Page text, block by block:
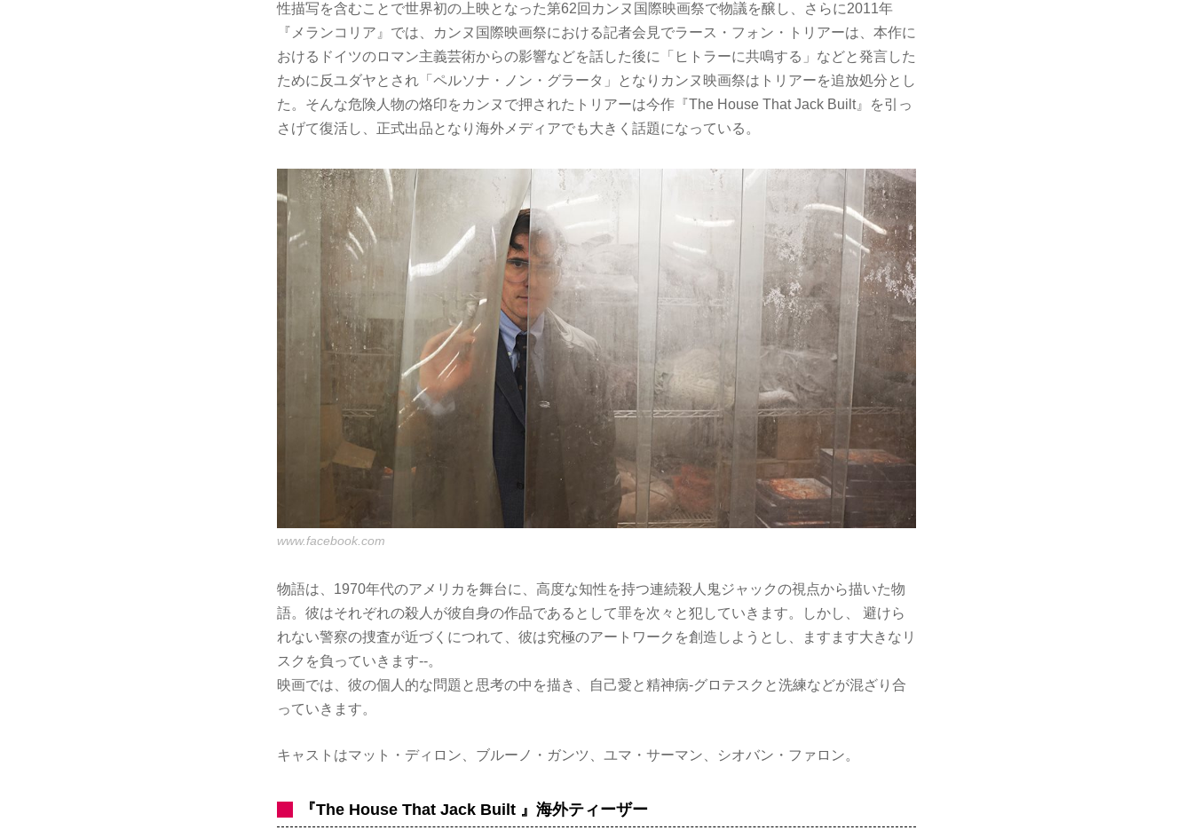
性描写を含むことで世界初の上映となった第62回カンヌ国際映画祭で物議を醸し、さらに2011年
『メランコリア』では、カンヌ国際映画祭における記者会見でラース・フォン・トリアーは、本作に
おけるドイツのロマン主義芸術からの影響などを話した後に「ヒトラーに共鳴する」などと発言した
ために反ユダヤとされ「ペルソナ・ノン・グラータ」となりカンヌ映画祭はトリアーを追放処分とし
た。そんな危険人物の烙印をカンヌで押されたトリアーは今作『The House That Jack Built』を引っ
さげて復活し、正式出品となり海外メディアでも大きく話題になっている。
www.facebook.com
物語は、1970年代のアメリカを舞台に、高度な知性を持つ連続殺人鬼ジャックの視点から描いた物
語。彼はそれぞれの殺人が彼自身の作品であるとして罪を次々と犯していきます。しかし、 避けら
れない警察の捜査が近づくにつれて、彼は究極のアートワークを創造しようとし、ますます大きなリ
スクを負っていきます--。
映画では、彼の個人的な問題と思考の中を描き、自己愛と精神病-グロテスクと洗練などが混ざり合
っていきます。
キャストはマット・ディロン、ブルーノ・ガンツ、ユマ・サーマン、シオバン・ファロン。
『The House That Jack Built 』海外ティーザー